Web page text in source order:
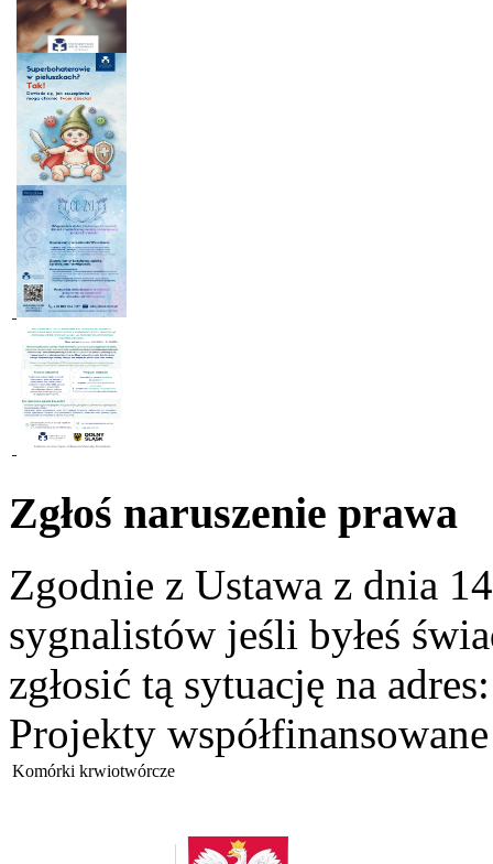
Zgłoś naruszenie prawa
Zgodnie z Ustawa z dnia
sygnalistów jeśli byłeś
zgłosić tą sytuację na
Projekty
Komórki krwiotwórcze